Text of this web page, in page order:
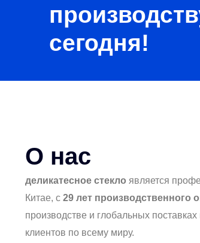
сегодня!
О нас
деликатесное стекло является
Китае, с 29 лет производственного
производстве и глобальных
клиентов по всему миру.